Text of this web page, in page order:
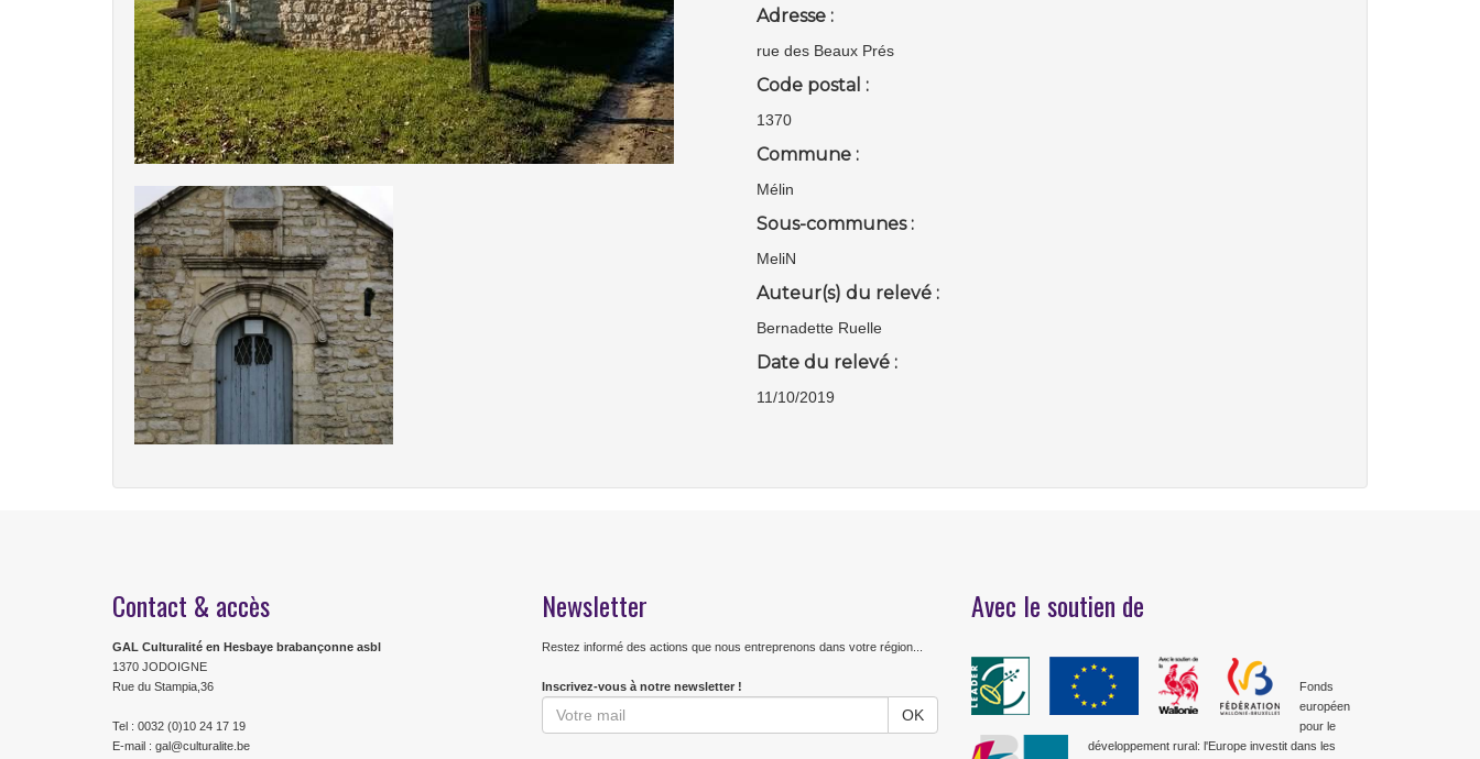
Adresse :
rue des Beaux Prés
Code postal :
1370
Commune :
Mélin
Sous-communes :
MeliN
Auteur(s) du relevé :
Bernadette Ruelle
Date du relevé :
11/10/2019
Contact & accès
GAL Culturalité en Hesbaye brabançonne asbl
1370 JODOIGNE
Rue du Stampia,36
Tel : 0032 (0)10 24 17 19
E-mail : gal@culturalite.be
Newsletter
Restez informé des actions que nous entreprenons dans votre région...
Inscrivez-vous à notre newsletter !
Avec le soutien de
Fonds
européen
pour le
développement rural: l'Europe investit dans les